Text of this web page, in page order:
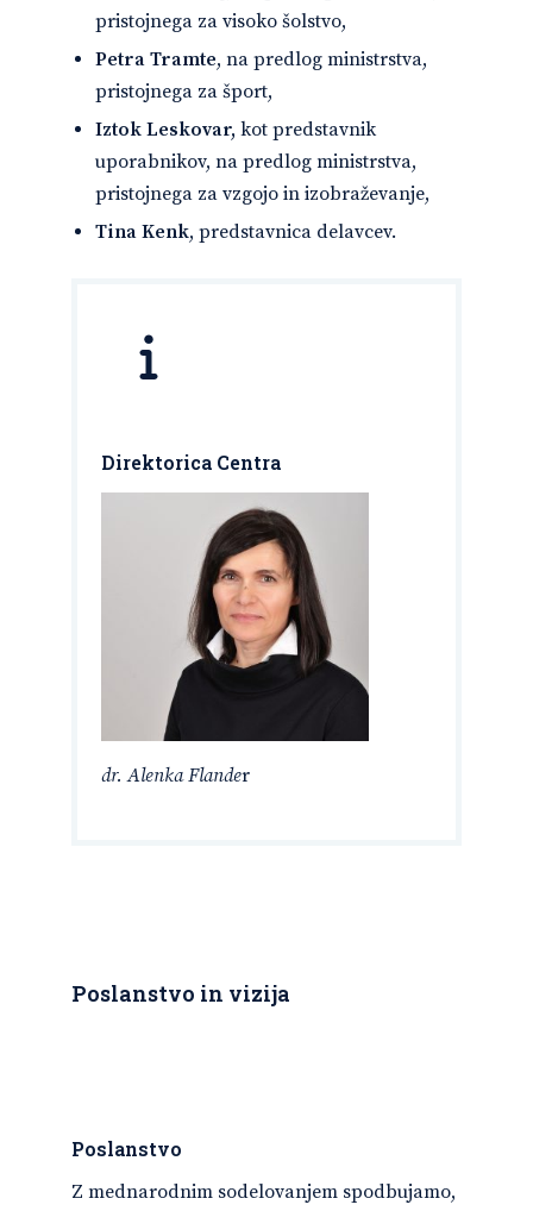
pristojnega za visoko šolstvo,
Petra Tramte, na predlog ministrstva,
pristojnega za šport,
Iztok Leskovar, kot predstavnik
uporabnikov, na predlog ministrstva,
pristojnega za vzgojo in izobraževanje,
Tina Kenk, predstavnica delavcev.
Direktorica Centra
dr. Alenka Flander
Poslanstvo in vizija
Poslanstvo
Z mednarodnim sodelovanjem spodbujamo,